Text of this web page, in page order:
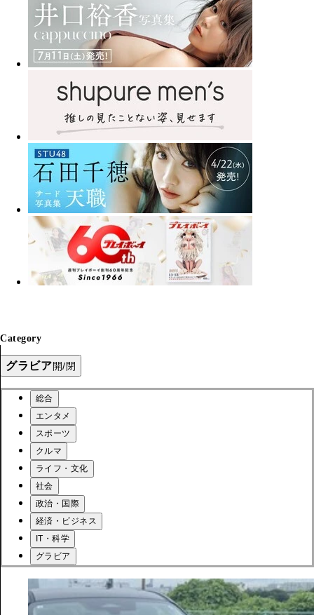
Category
グラビア開/閉
総合
エンタメ
スポーツ
クルマ
ライフ・文化
社会
政治・国際
経済・ビジネス
IT・科学
グラビア